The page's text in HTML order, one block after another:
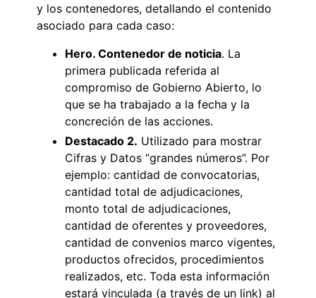
y los contenedores, detallando el contenido
asociado para cada caso:
Hero. Contenedor de noticia. La
primera publicada referida al
compromiso de Gobierno Abierto, lo
que se ha trabajado a la fecha y la
concreción de las acciones.
Destacado 2. Utilizado para mostrar
Cifras y Datos “grandes números”. Por
ejemplo: cantidad de convocatorias,
cantidad total de adjudicaciones,
monto total de adjudicaciones,
cantidad de oferentes y proveedores,
cantidad de convenios marco vigentes,
productos ofrecidos, procedimientos
realizados, etc. Toda esta información
estará vinculada (a través de un link) al